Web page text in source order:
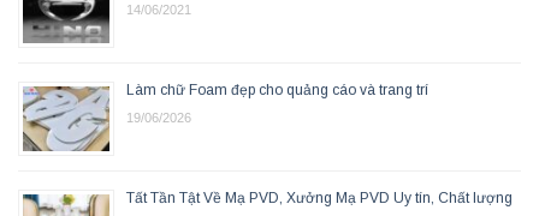
14/06/2021
Làm chữ Foam đẹp cho quảng cáo và trang trí
19/06/2026
Tất Tần Tật Về Mạ PVD, Xưởng Mạ PVD Uy tín, Chất lượng